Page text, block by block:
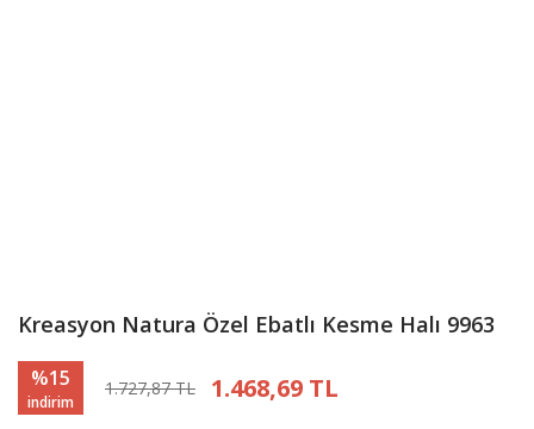
Kreasyon Natura Özel Ebatlı Kesme Halı 9963
%15
indirim
1.727,87 TL 1.468,69 TL